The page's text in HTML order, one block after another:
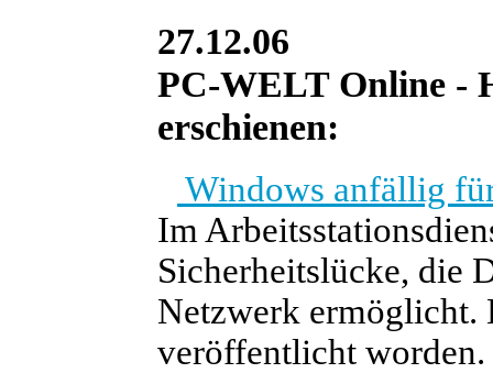
27.12.06
PC-WELT Online -
erschienen:
Windows anfällig
Im
Sicherheitslücke, die
Netzwerk ermöglicht.
veröffentlicht worden.